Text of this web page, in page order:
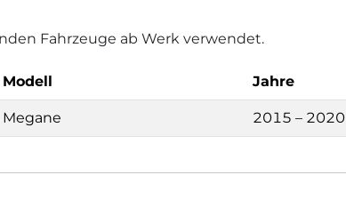
Fahrzeuge ab Werk verwendet.
Modell Jahre
Megane 2015 – 2020